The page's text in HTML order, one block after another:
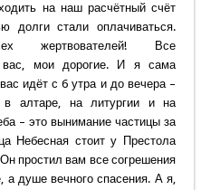
на наш расчётный счёт
стали оплачиваться.
жертвователей! Все
мои дорогие. И я сама
идёт с 6 утра и до вечера –
алтаре, на литургии и на
– это вынимание частицы за
Небесная стоит у Престола
простил вам все согрешения
а душе вечного спасения. А я,